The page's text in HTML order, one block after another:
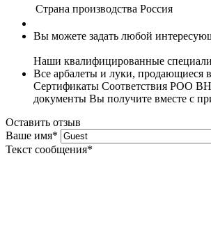
Страна производства Россия
Вы можете задать любой
Наши квалифицированные
Все арбалеты и луки,
Сертификаты Соответствия РОО
документы Вы получите вместе с
Оставить отзыв
Ваше имя*
Текст сообщения*